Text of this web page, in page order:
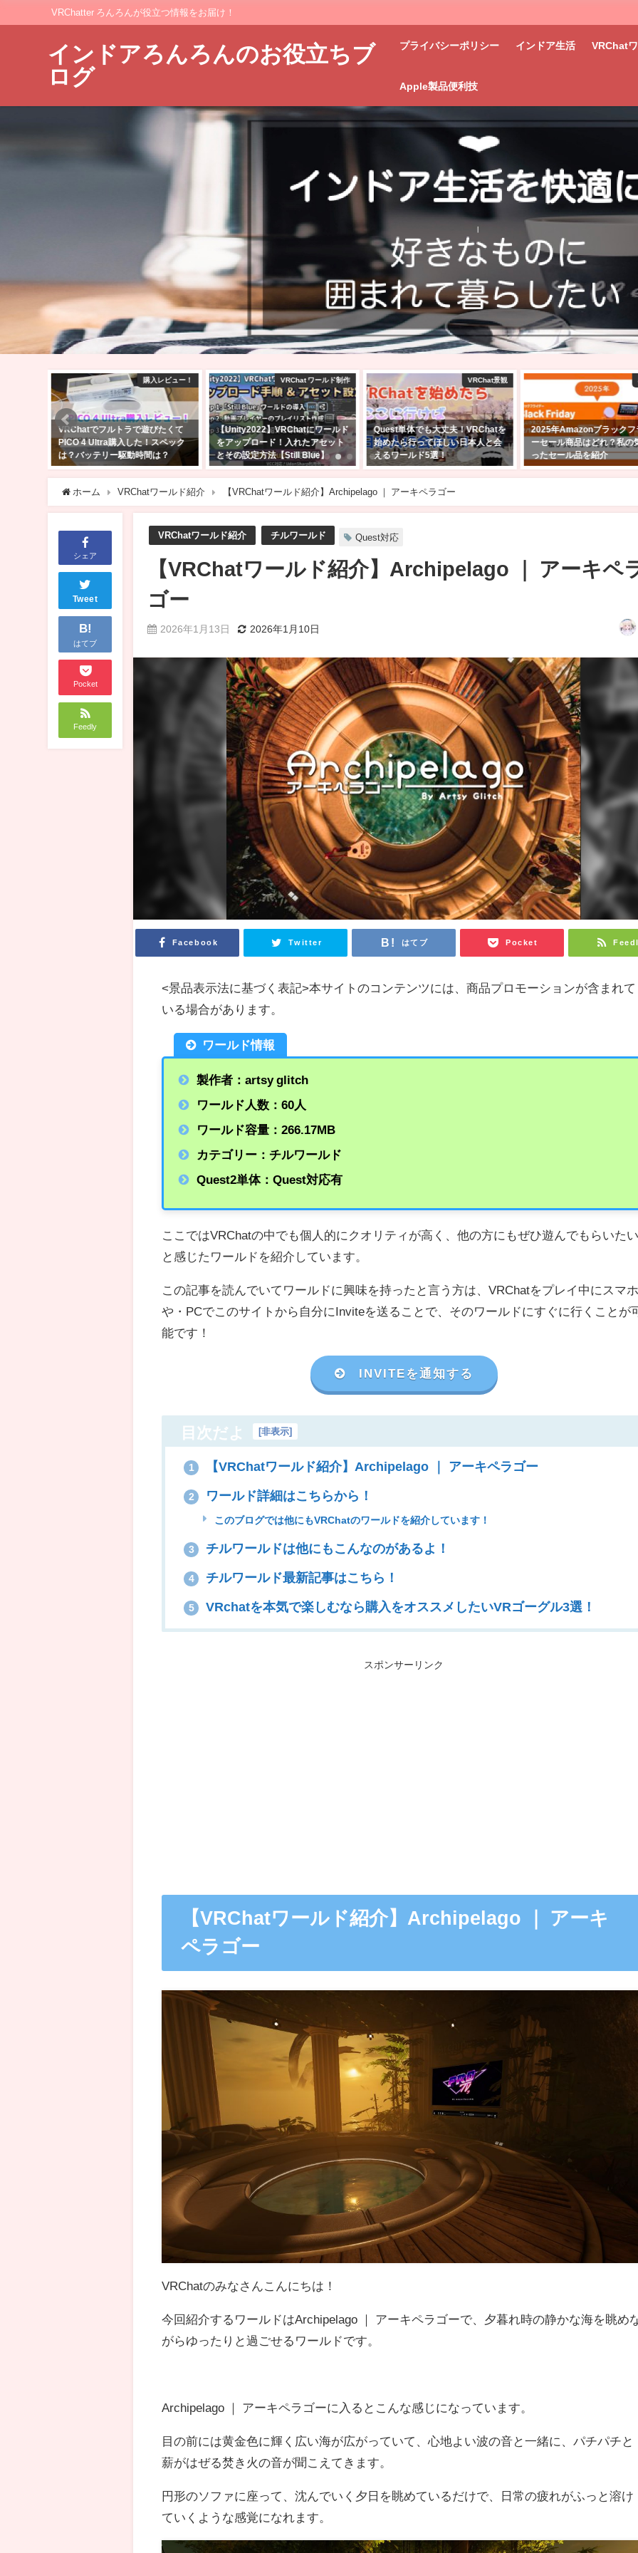
VRChatter ろんろんが役立つ情報をお届け！
インドアろんろんのお役立ちブ
ログ
プライバシーポリシー インドア生活 VRChat
Apple製品便利技
VRChat ワールド制作
【Unity2022】VRChatにワールド
をアップロード！入れたアセット
とその設定方法【Still Blue】
VRChat景観
Quest単体でも大丈夫！VRChatを
始めたら行ってほしい日本人と会
えるワールド5選！
amazon
2025年Amazonブラックフライデ
ーセール商品はどれ？私の気にな
ったセール品を紹介
VRChatワー
【VRChat】10人以上の大
遊びたいゲームワールド10
2025年2月9日
ホーム VRChatワールド紹介 【VRChatワールド紹介】Archipelago ｜ アーキペラゴー
シェア
Tweet
B!
はてブ
Pocket
Feedly
VRChatワールド紹介 チルワールド Quest対応
【VRChatワールド紹介】Archipelago ｜ アーキペ
ゴー
2026年1月13日 2026年1月10日
Facebook Twitter はてブ Pocket
<景品表示法に基づく表記>本サイトのコンテンツには、商品プロモーションが含まれて
いる場合があります。
ワールド情報
製作者：artsy glitch
ワールド人数：60人
ワールド容量：266.17MB
カテゴリー：チルワールド
Quest2単体：Quest対応有
ここではVRChatの中でも個人的にクオリティが高く、他の方にもぜひ遊んでもらいた
と感じたワールドを紹介しています。
この記事を読んでいてワールドに興味を持ったと言う方は、VRChatをプレイ中にスマ
や・ PCでこのサイトから自分にInviteを送ることで、そのワールドにすぐに行くことが
能です！
INVITEを通知する
目次だよ [非表示]
1 【VRChatワールド紹介】Archipelago ｜ アーキペラゴー
2 ワールド詳細はこちらから！
このブログでは他にもVRChatのワールドを紹介しています！
3 チルワールドは他にもこんなのがあるよ！
4 チルワールド最新記事はこちら！
5 VRchatを本気で楽しむなら購入をオススメしたいVRゴーグル3選！
スポンサーリンク
【VRChatワールド紹介】Archipelago ｜ アーキ
ペラゴー
VRChatのみなさんこんにちは！
今回紹介するワールドはArchipelago ｜ アーキペラゴーで、夕暮れ時の静かな海を眺め
がらゆったりと過ごせるワールドです。
Archipelago ｜ アーキペラゴーに入るとこんな感じになっています。
目の前には黄金色に輝く広い海が広がっていて、心地よい波の音と一緒に、パチパチと
薪がはぜる焚き火の音が聞こえてきます。
円形のソファに座って、沈んでいく夕日を眺めているだけで、日常の疲れがふっと溶け
ていくような感覚になれます。